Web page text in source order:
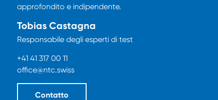
approfondito e indipendente.
Tobias Castagna
Responsabile degli esperti di test
+41 41 317 00 11
office@ntc.swiss
Contatto